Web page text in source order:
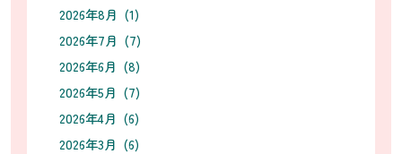
2026年8月 (1)
2026年7月 (7)
2026年6月 (8)
2026年5月 (7)
2026年4月 (6)
2026年3月 (6)